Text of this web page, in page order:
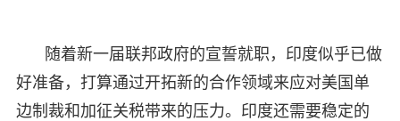
随着新一届联邦政府的宣誓就职，印度似乎已做
好准备，打算通过开拓新的合作领域来应对美国单
边制裁和加征关税带来的压力。印度还需要稳定的